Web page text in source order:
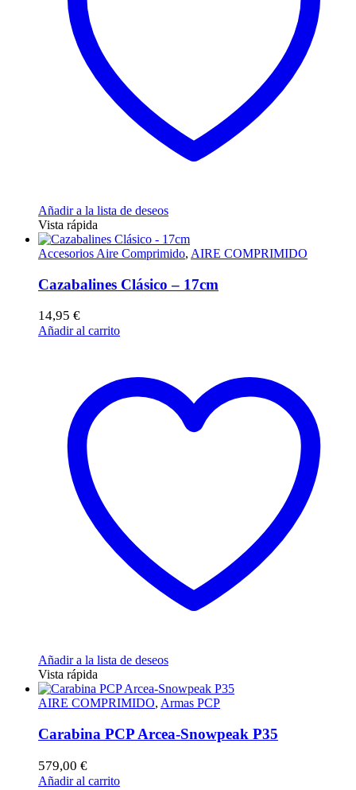
Añadir a la lista de deseos
Vista rápida
Accesorios Aire Comprimido, AIRE COMPRIMIDO
Cazabalines Clásico – 17cm
14,95 €
Añadir al carrito
Añadir a la lista de deseos
Vista rápida
AIRE COMPRIMIDO, Armas PCP
Carabina PCP Arcea-Snowpeak P35
579,00 €
Añadir al carrito